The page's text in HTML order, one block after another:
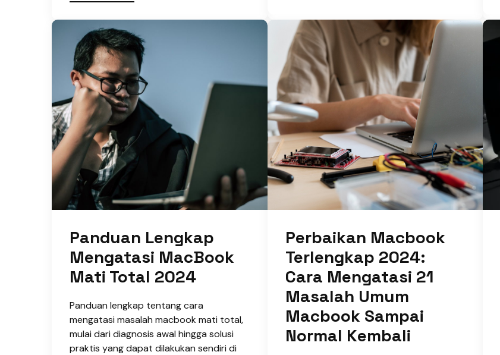
Panduan Lengkap
Mengatasi MacBook
Mati Total 2024
Panduan lengkap tentang cara
mengatasi masalah macbook mati total,
mulai dari diagnosis awal hingga solusi
praktis yang dapat dilakukan sendiri di
Perbaikan Macbook
Terlengkap 2024:
Cara Mengatasi 21
Masalah Umum
Macbook Sampai
Normal Kembali